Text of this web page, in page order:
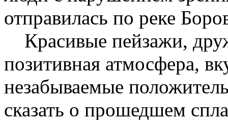
отправилась по реке
Красивые пейзажи,
позитивная атмосфера,
незабываемые
сказать о прошедшем